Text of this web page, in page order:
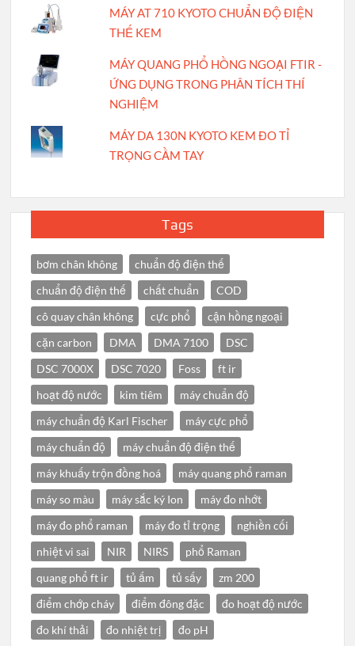
MÁY AT 710 KYOTO CHUẨN ĐỘ ĐIỆN
THẾ KEM
MÁY QUANG PHỔ HỒNG NGOẠI FTIR -
ỨNG DỤNG TRONG PHÂN TÍCH THÍ
NGHIỆM
MÁY DA 130N KYOTO KEM ĐO TỈ
TRỌNG CẦM TAY
Tags
bơm chân không
chuẩn độ điện thế
chuẩn độ điện thế
chất chuẩn
COD
cô quay chân không
cực phổ
cận hồng ngoại
cặn carbon
DMA DMA 7100
DSC
DSC 7000X
DSC 7020 Foss
ft ir
hoạt độ nước
kim tiêm
máy chuẩn độ
máy chuẩn độ Karl Fischer
máy cực phổ
máy chuẩn độ
máy chuẩn độ điện thế
máy khuấy trộn đồng hoá
máy quang phổ raman
máy so màu
máy sắc ký Ion
máy đo nhớt
máy đo phổ raman
máy đo tỉ trọng
nghiền cối
nhiệt vi sai
NIR NIRS
phổ Raman
quang phổ ft ir
tủ ấm tủ sấy
zm 200
điểm chớp cháy
điểm đông đặc
đo hoạt độ nước
đo khí thải
đo nhiệt trị đo pH